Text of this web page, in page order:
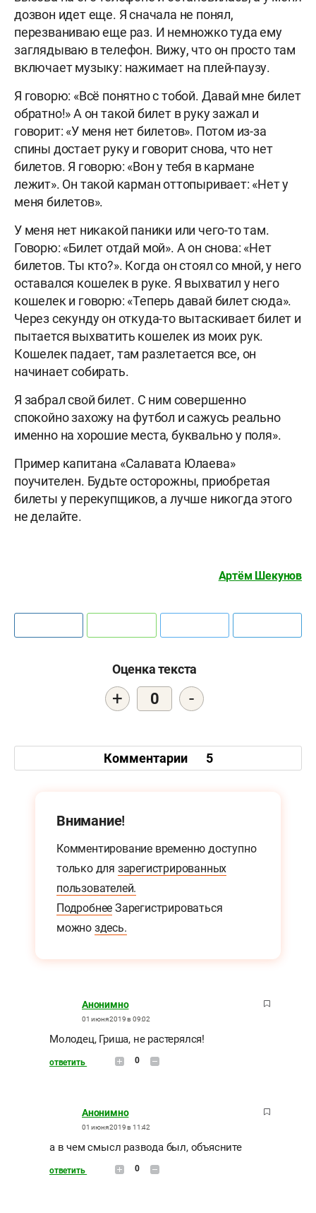
дозвон идет еще. Я сначала не понял,
перезваниваю еще раз. И немножко туда ему
заглядываю в телефон. Вижу, что он просто там
включает музыку: нажимает на плей-паузу.
Я говорю: «Всё понятно с тобой. Давай мне билет
обратно!» А он такой билет в руку зажал и
говорит: «У меня нет билетов». Потом из-за
спины достает руку и говорит снова, что нет
билетов. Я говорю: «Вон у тебя в кармане
лежит». Он такой карман оттопыривает: «Нет у
меня билетов».
У меня нет никакой паники или чего-то там.
Говорю: «Билет отдай мой». А он снова: «Нет
билетов. Ты кто?». Когда он стоял со мной, у него
оставался кошелек в руке. Я выхватил у него
кошелек и говорю: «Теперь давай билет сюда».
Через секунду он откуда-то вытаскивает билет и
пытается выхватить кошелек из моих рук.
Кошелек падает, там разлетается все, он
начинает собирать.
Я забрал свой билет. С ним совершенно
спокойно захожу на футбол и сажусь реально
именно на хорошие места, буквально у поля».
Пример капитана «Салавата Юлаева»
поучителен. Будьте осторожны, приобретая
билеты у перекупщиков, а лучше никогда этого
не делайте.
Артём Шекунов
Оценка текста
+ 0 -
Комментарии 5
Внимание!
Комментирование временно доступно
только для зарегистрированных
пользователей.
Подробнее Зарегистрироваться
можно здесь.
Анонимно
01 июня 2019 в 09:02
Молодец, Гриша, не растерялся!
ответить 0
Анонимно
01 июня 2019 в 11:42
а в чем смысл развода был, объясните
ответить 0